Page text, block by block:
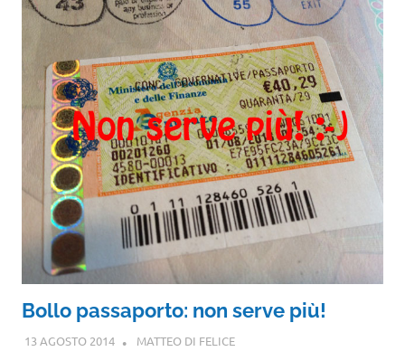
Bollo passaporto: non serve più!
13 AGOSTO 2014 MATTEO DI FELICE